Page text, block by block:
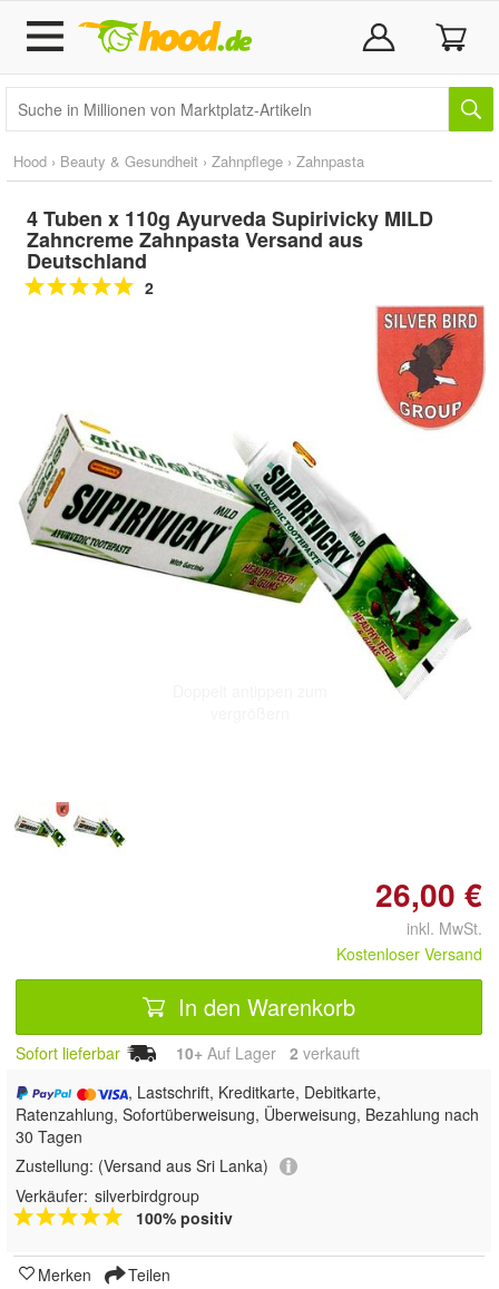
Hood › Beauty & Gesundheit › Zahnpflege › Zahnpasta
4 Tuben x 110g Ayurveda Supirivicky MILD
Zahncreme Zahnpasta Versand aus
Deutschland
2
26,00 €
inkl. MwSt.
Kostenloser Versand
In den Warenkorb
Sofort lieferbar 10+ Auf Lager 2 verkauft
, Lastschrift, Kreditkarte, Debitkarte,
Ratenzahlung, Sofortüberweisung, Überweisung, Bezahlung nach
30 Tagen
Zustellung: (Versand aus Sri Lanka)
Verkäufer: silverbirdgroup
100% positiv
Merken Teilen